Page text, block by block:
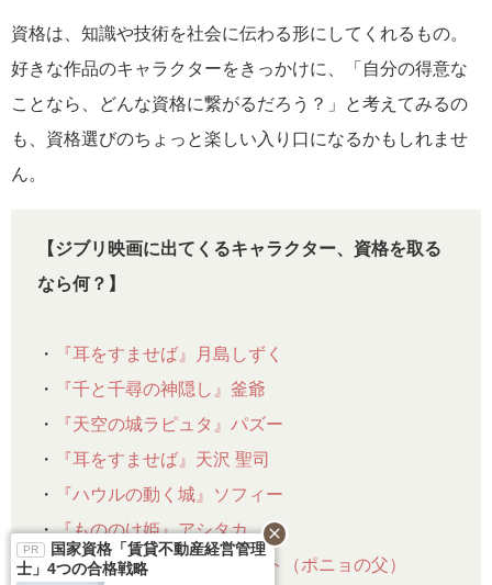
資格は、知識や技術を社会に伝わる形にしてくれるもの。
好きな作品のキャラクターをきっかけに、「自分の得意な
ことなら、どんな資格に繋がるだろう？」と考えてみるの
も、資格選びのちょっと楽しい入り口になるかもしれませ
ん。
【ジブリ映画に出てくるキャラクター、資格を取る
なら何？】
・
『耳をすませば』月島しずく
・
『千と千尋の神隠し』釜爺
・
『天空の城ラピュタ』パズー
・
『耳をすませば』天沢 聖司
・
『ハウルの動く城』ソフィー
・『もののけ姫』アシタカ
・『崖の上のポニョ』フジモト（ポニョの父）
国家資格「賃貸不動産経営管理
士」4つの合格戦略
close